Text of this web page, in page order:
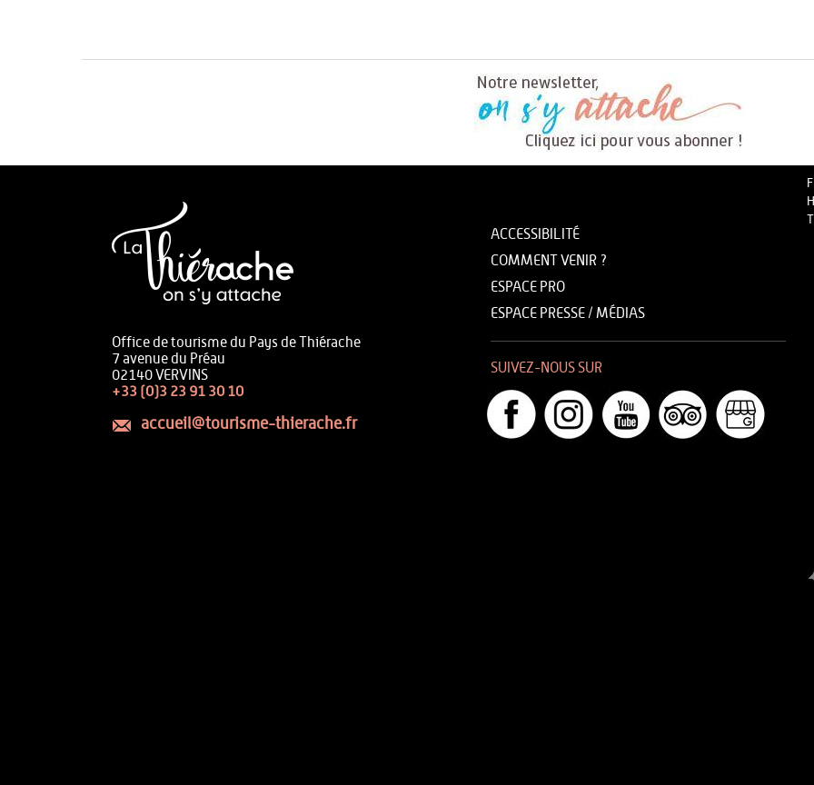
Office de tourisme du Pays de Thiérache
7 avenue du Préau
02140 VERVINS
+33 (0)3 23 91 30 10
accueil@tourisme-thierache.fr
ACCESSIBILITÉ
COMMENT VENIR ?
ESPACE PRO
ESPACE PRESSE / MÉDIAS
SUIVEZ-NOUS SUR